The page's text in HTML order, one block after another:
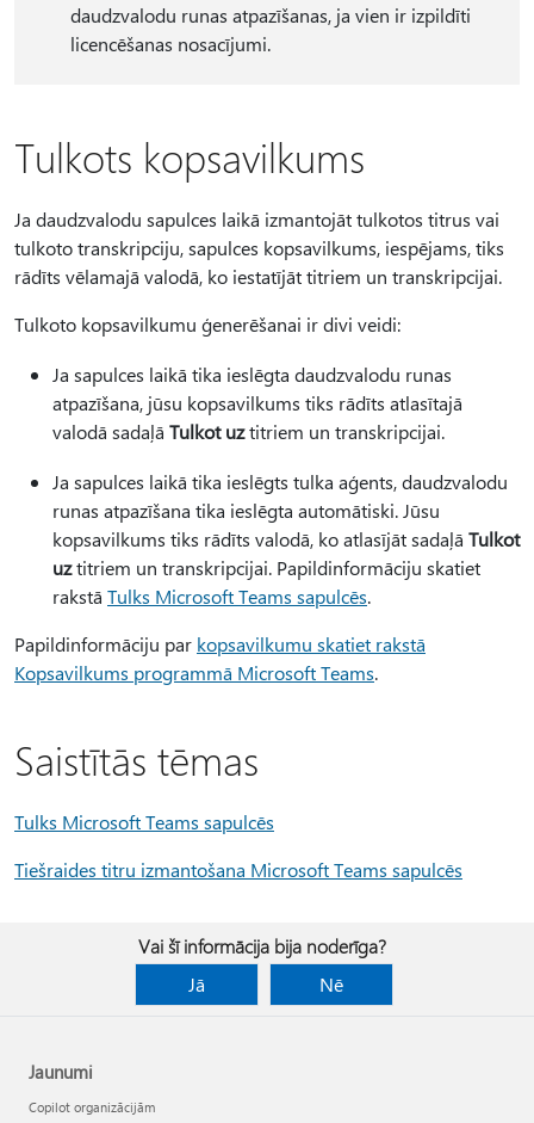
daudzvalodu runas atpazīšanas, ja vien ir izpildīti
licencēšanas nosacījumi.
Tulkots kopsavilkums
Ja daudzvalodu sapulces laikā izmantojāt tulkotos titrus vai
tulkoto transkripciju, sapulces kopsavilkums, iespējams, tiks
rādīts vēlamajā valodā, ko iestatījāt titriem un transkripcijai.
Tulkoto kopsavilkumu ģenerēšanai ir divi veidi:
Ja sapulces laikā tika ieslēgta daudzvalodu runas
atpazīšana, jūsu kopsavilkums tiks rādīts atlasītajā
valodā sadaļā Tulkot uztitriem un transkripcijai.
Ja sapulces laikā tika ieslēgts tulka aģents, daudzvalodu
runas atpazīšana tika ieslēgta automātiski. Jūsu
kopsavilkums tiks rādīts valodā, ko atlasījāt sadaļā Tulkot
uztitriem un transkripcijai. Papildinformāciju skatiet
rakstā Tulks Microsoft Teams sapulcēs.
Papildinformāciju par kopsavilkumu skatiet rakstā
Kopsavilkums programmā Microsoft Teams.
Saistītās tēmas
Tulks Microsoft Teams sapulcēs
Tiešraides titru izmantošana Microsoft Teams sapulcēs
Vai šī informācija bija noderīga?
Jā
Nē
Jaunumi
Copilot organizācijām